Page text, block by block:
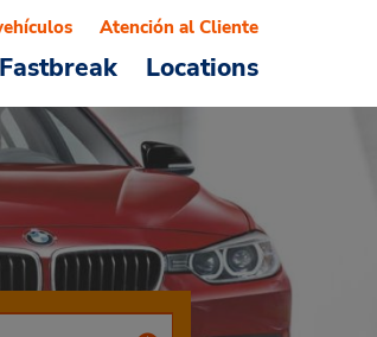
Fastbreak Locations
Atención al Cliente